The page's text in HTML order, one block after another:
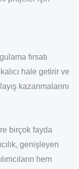
fırsatı
hale getirir ve
kazanmalarını
birçok fayda
genişleyen
hem